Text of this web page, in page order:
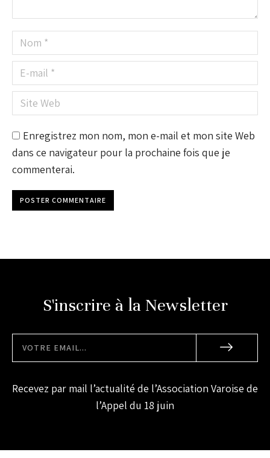
Nom *
E-mail *
Site Web
Enregistrez mon nom, mon e-mail et mon site Web
dans ce navigateur pour la prochaine fois que je
commenterai.
POSTER COMMENTAIRE
S'inscrire à la Newsletter
Recevez par mail l’actualité de l’Association Varoise de
l’Appel du 18 juin